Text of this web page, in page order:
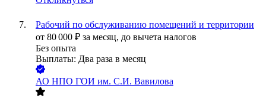
Рабочий по обслуживанию помещений и территории
от 80 000 ₽ за месяц, до вычета налогов
Без опыта
Выплаты: Два раза в месяц
АО НПО ГОИ им. С.И. Вавилова